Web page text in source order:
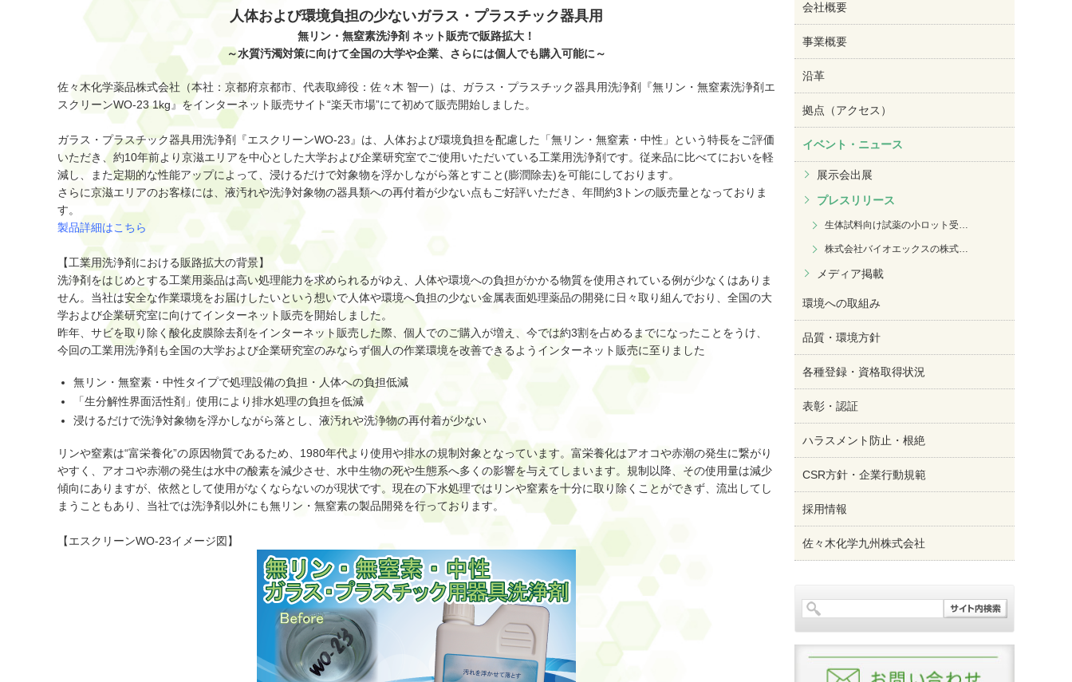
人体および環境負担の少ないガラス・プラスチック器具用
無リン・無窒素洗浄剤 ネット販売で販路拡大！
～水質汚濁対策に向けて全国の大学や企業、さらには個人でも購入可能に～
佐々木化学薬品株式会社（本社：京都府京都市、代表取締役：佐々木 智一）は、ガラス・プラスチック器具用洗浄剤『無リン・無窒素洗浄剤エ
スクリーンWO-23 1kg』をインターネット販売サイト“楽天市場”にて初めて販売開始しました。
ガラス・プラスチック器具用洗浄剤『エスクリーンWO-23』は、人体および環境負担を配慮した「無リン・無窒素・中性」という特長をご評価
いただき、約10年前より京滋エリアを中心とした大学および企業研究室でご使用いただいている工業用洗浄剤です。従来品に比べてにおいを軽
減し、また定期的な性能アップによって、浸けるだけで対象物を浮かしながら落とすこと(膨潤除去)を可能にしております。
さらに京滋エリアのお客様には、液汚れや洗浄対象物の器具類への再付着が少ない点もご好評いただき、年間約3トンの販売量となっておりま
す。
製品詳細はこちら
【工業用洗浄剤における販路拡大の背景】
洗浄剤をはじめとする工業用薬品は高い処理能力を求められるがゆえ、人体や環境への負担がかかる物質を使用されている例が少なくはありま
せん。当社は安全な作業環境をお届けしたいという想いで人体や環境へ負担の少ない金属表面処理薬品の開発に日々取り組んでおり、全国の大
学および企業研究室に向けてインターネット販売を開始しました。
昨年、サビを取り除く酸化皮膜除去剤をインターネット販売した際、個人でのご購入が増え、今では約3割を占めるまでになったことをうけ、
今回の工業用洗浄剤も全国の大学および企業研究室のみならず個人の作業環境を改善できるようインターネット販売に至りました
無リン・無窒素・中性タイプで処理設備の負担・人体への負担低減
「生分解性界面活性剤」使用により排水処理の負担を低減
浸けるだけで洗浄対象物を浮かしながら落とし、液汚れや洗浄物の再付着が少ない
リンや窒素は“富栄養化”の原因物質であるため、1980年代より使用や排水の規制対象となっています。富栄養化はアオコや赤潮の発生に繋がり
やすく、アオコや赤潮の発生は水中の酸素を減少させ、水中生物の死や生態系へ多くの影響を与えてしまいます。規制以降、その使用量は減少
傾向にありますが、依然として使用がなくならないのが現状です。現在の下水処理ではリンや窒素を十分に取り除くことができず、流出してし
まうこともあり、当社では洗浄剤以外にも無リン・無窒素の製品開発を行っております。
【エスクリーンWO-23イメージ図】
会社概要
事業概要
沿革
拠点（アクセス）
イベント・ニュース
展示会出展
プレスリリース
生体試料向け試薬の小ロット受…
株式会社バイオエックスの株式…
メディア掲載
環境への取組み
品質・環境方針
各種登録・資格取得状況
表彰・認証
ハラスメント防止・根絶
CSR方針・企業行動規範
採用情報
佐々木化学九州株式会社